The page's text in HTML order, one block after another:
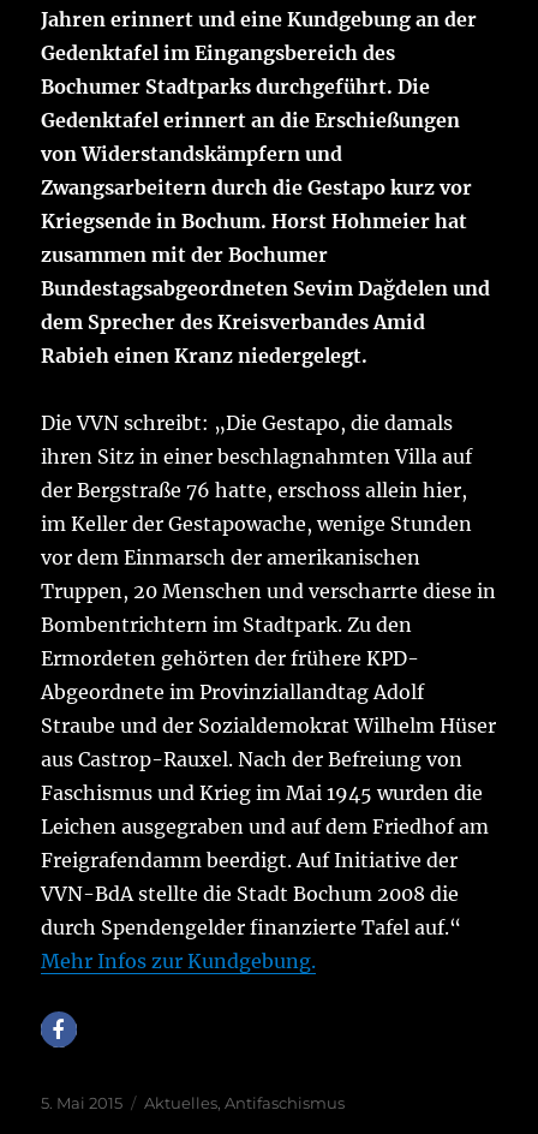
Jahren erinnert und eine Kundgebung an der
Gedenktafel im Eingangsbereich des
Bochumer Stadtparks durchgeführt. Die
Gedenktafel erinnert an die Erschießungen
von Widerstandskämpfern und
Zwangsarbeitern durch die Gestapo kurz vor
Kriegsende in Bochum. Horst Hohmeier hat
zusammen mit der Bochumer
Bundestagsabgeordneten Sevim Dağdelen und
dem Sprecher des Kreisverbandes Amid
Rabieh einen Kranz niedergelegt.
Die VVN schreibt: „Die Gestapo, die damals
ihren Sitz in einer beschlagnahmten Villa auf
der Bergstraße 76 hatte, erschoss allein hier,
im Keller der Gestapowache, wenige Stunden
vor dem Einmarsch der amerikanischen
Truppen, 20 Menschen und verscharrte diese in
Bombentrichtern im Stadtpark. Zu den
Ermordeten gehörten der frühere KPD-
Abgeordnete im Provinziallandtag Adolf
Straube und der Sozialdemokrat Wilhelm Hüser
aus Castrop-Rauxel. Nach der Befreiung von
Faschismus und Krieg im Mai 1945 wurden die
Leichen ausgegraben und auf dem Friedhof am
Freigrafendamm beerdigt. Auf Initiative der
VVN-BdA stellte die Stadt Bochum 2008 die
durch Spendengelder finanzierte Tafel auf.“
Mehr Infos zur Kundgebung.
Veröffentlicht
5. Mai 2015 Kategorien
Aktuelles,Antifaschismus